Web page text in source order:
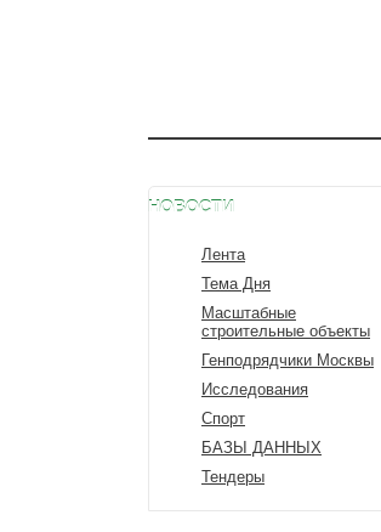
НОВОСТИ
Лента
Тема Дня
Масштабные
строительные объекты
Генподрядчики Москвы
Исследования
Спорт
БАЗЫ ДАННЫХ
Тендеры